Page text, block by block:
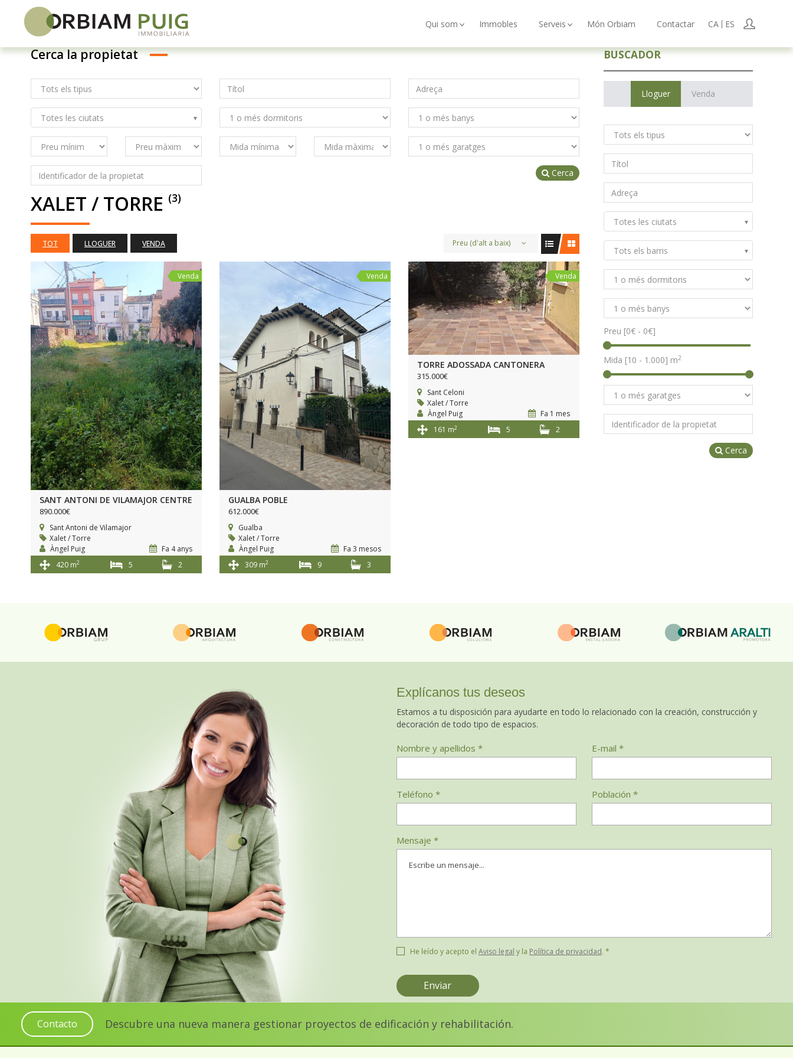
Skip
Qui som Immobles Serveis Món Orbiam Contactar CA ES
Cerca la propietat
Totes les ciutats
Cerca
XALET / TORRE (3)
TOT LLOGUER VENDA Preu (d'alt a baix)
Venda
SANT ANTONI DE VILAMAJOR CENTRE
890.000€
Sant Antoni de Vilamajor
Xalet / Torre
Àngel Puig
Fa 4 anys
420 m2 5 2
Venda
GUALBA POBLE
612.000€
Gualba
Xalet / Torre
Àngel Puig
Fa 3 mesos
309 m2 9 3
Venda
TORRE ADOSSADA CANTONERA
315.000€
Sant Celoni
Xalet / Torre
Àngel Puig
Fa 1 mes
161 m2 5 2
BUSCADOR
Lloguer Venda
Totes les ciutats
Tots els barris
Preu [0€- 0€]
Mida [10 - 1.000] m2
Cerca
Explícanos tus deseos
Estamos a tu disposición para ayudarte en todo lo relacionado con la creación, construcción y
decoración de todo tipo de espacios.
Nombre y apellidos * E-mail *
Teléfono * Población *
Mensaje *
He leído y acepto el Aviso legal y la Política de privacidad. *
Contacto Descubre una nueva manera gestionar proyectos de edificación y rehabilitación.